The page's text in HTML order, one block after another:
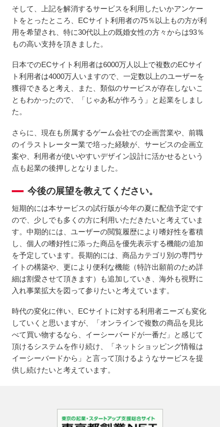
そして、上記を解消するサービスを利用したいかアンケー
トをとったところ、ECサイト利用者の75％以上もの方が利
用を希望され、特に30代以上の既婚女性の方々からは93％
もの高い支持を頂きました。
日本でのECサイト利用者は6000万人以上で複数のECサイ
ト利用者は4000万人いますので、一定数以上のユーザーを
獲得できると考え、また、類似のサービスが存在しないこ
ともわかったので、「じゃあ私が作ろう」と起業をしまし
た。
さらに、現在も所属するゲーム会社での企画営業や、前職
のイラストレーター業で培った経験が、サービスの企画立
案や、利用者が使いやすいデザイン設計に活かせるという
点も起業の後押しとなりました。
今後の展望を教えてください。
短期的には本サービスの試行版が今年の夏に配信予定です
ので、少しでも多くの方に利用いただきたいと考えていま
す。中期的には、ユーザーの閲覧履歴により嗜好性を蓄積
し、個人の嗜好性に添った商品を優先表示する機能の追加
を予定しています。長期的には、商品カテゴリ別の専門サ
イトの構築や、更により便利な機能（特許出願前のため詳
細は割愛させて頂きます）も追加していき、海外も視野に
入れ事業拡大を図って参りたいと考えています。
時代の変化に伴い、ECサイトに対する利用者ニーズも変化
していくと思いますが、「オンラインで複数の商品を見比
べて買い物するなら、イーシーバードが一番だ」と感じて
頂けるシステムを作り続け、「ネットショッピング情報は
イーシーバードから」と言って頂けるようなサービスを提
供し続けたいと考えています。